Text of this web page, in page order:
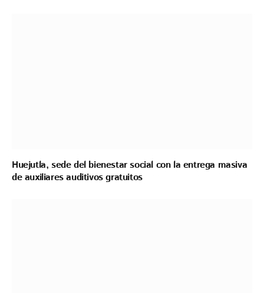
Huejutla, sede del bienestar social con la entrega masiva
de auxiliares auditivos gratuitos